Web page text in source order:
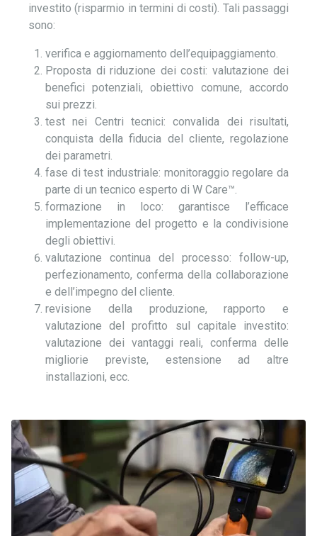
investito (risparmio in termini di costi). Tali passaggi
sono:
verifica e aggiornamento dell’equipaggiamento.
Proposta di riduzione dei costi: valutazione dei
benefici potenziali, obiettivo comune, accordo
sui prezzi.
test nei Centri tecnici: convalida dei risultati,
conquista della fiducia del cliente, regolazione
dei parametri.
fase di test industriale: monitoraggio regolare da
parte di un tecnico esperto di W Care™.
formazione in loco: garantisce l’efficace
implementazione del progetto e la condivisione
degli obiettivi.
valutazione continua del processo: follow-up,
perfezionamento, conferma della collaborazione
e dell’impegno del cliente.
revisione della produzione, rapporto e
valutazione del profitto sul capitale investito:
valutazione dei vantaggi reali, conferma delle
migliorie previste, estensione ad altre
installazioni, ecc.